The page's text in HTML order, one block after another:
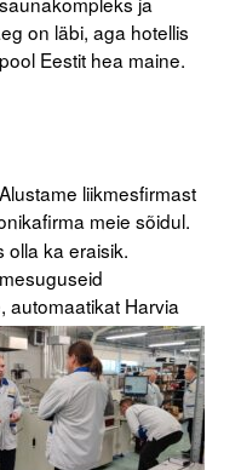
on läbi, aga hotellis
Eestit hea maine.
liikmesfirmast
meie sõidul.
olla ka eraisik.
automaatikat Harvia